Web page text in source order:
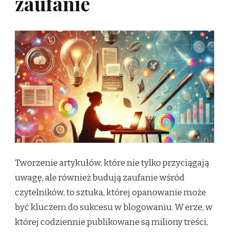
Tworzenie artykułów, które nie tylko przyciągają
uwagę, ale również budują zaufanie wśród
czytelników, to sztuka, której opanowanie może
być kluczem do sukcesu w blogowaniu. W erze, w
której codziennie publikowane są miliony treści,